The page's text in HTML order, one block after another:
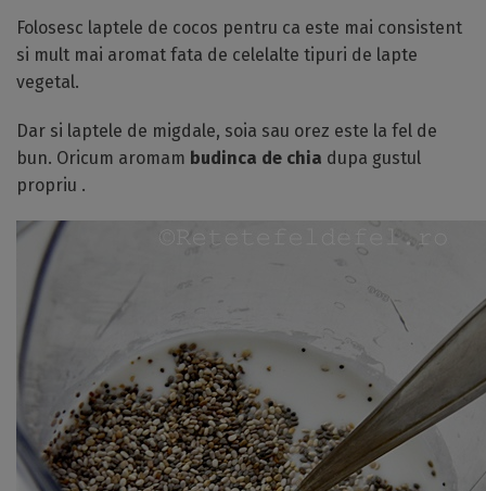
Folosesc laptele de cocos pentru ca este mai consistent
si mult mai aromat fata de celelalte tipuri de lapte
vegetal.
Dar si laptele de migdale, soia sau orez este la fel de
bun. Oricum aromam budinca de chia dupa gustul
propriu .